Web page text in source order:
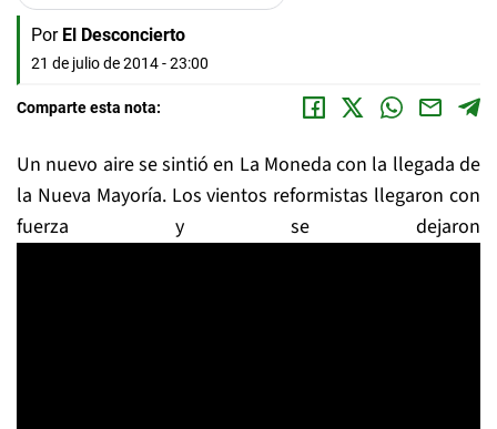
Por El Desconcierto
21 de julio de 2014 - 23:00
Comparte esta nota:
Un nuevo aire se sintió en La Moneda con la llegada de
la Nueva Mayoría. Los vientos reformistas llegaron con
fuerza y se dejaron